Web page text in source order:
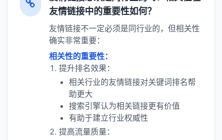
友情链接中的重要性如何？
友情链接不一定必须是同行业的，但相关性
确实非常重要：
相关性的重要性：
提升排名效果：
相关行业的友情链接对关键词排名帮
助更大
搜索引擎认为相关链接更有价值
有助于建立行业权威性
提高流量质量：